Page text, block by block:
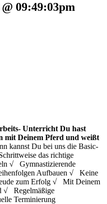
09:49:03pm
Unterricht Du hast
mit Deinem Pferd und weißt
kannst Du bei uns die Basic-
das richtige
√ Gymnastizierende
Aufbauen √ Keine
zum Erfolg √ Mit Deinem
√ Regelmäßige
Terminierung